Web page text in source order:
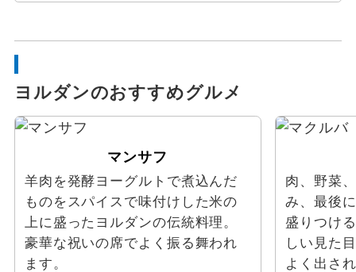
ヨルダンのおすすめグルメ
マンサフ
羊肉を発酵ヨーグルトで煮込んだ
ものをスパイスで味付けした米の
上に盛ったヨルダンの伝統料理。
豪華な祝いの席でよく振る舞われ
ます。
肉、野菜
み、最後
盛りつけ
しい見た
よく出さ